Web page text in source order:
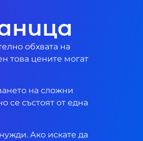
обхвата на
това цените могат
на сложни
се състоят от една
Ако искате да